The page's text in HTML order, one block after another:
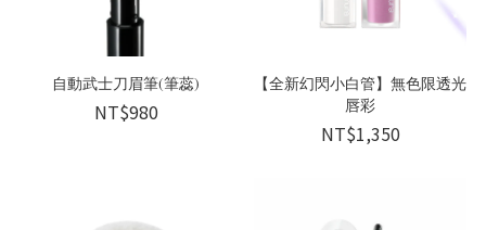
自動武士刀眉筆(筆蕊)
NT$980
【全新幻閃小白管】無色限透光
唇彩
NT$1,350